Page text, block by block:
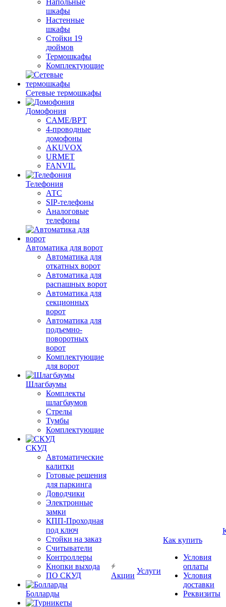
Напольные
шкафы
Настенные
шкафы
Стойки 19
дюймов
Термошкафы
Комплектующие
Сетевые термошкафы
Домофония
CAME/BPT
4-проводные
домофоны
AKUVOX
URMET
FANVIL
Телефония
АТС
SIP-телефоны
Аналоговые
телефоны
Автоматика для ворот
Автоматика для
откатных ворот
Автоматика для
распашных ворот
Автоматика для
секционных
ворот
Автоматика для
подъемно-
поворотных
ворот
Комплектующие
для ворот
Шлагбаумы
Комплекты
шлагбаумов
Стрелы
Тумбы
Комплектующие
СКУД
Автоматические
калитки
Готовые решения
для паркинга
Доводчики
Электронные
замки
КПП-Проходная
под ключ
Стойки на заказ
Считыватели
Контроллеры
Кнопки выхода
ПО СКУД
Болларды
Акции
Услуги
Как купить
Условия
оплаты
Условия
доставки
Реквизиты